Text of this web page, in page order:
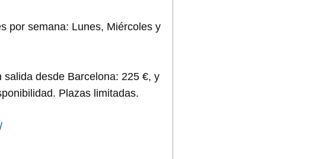
por semana: Lunes, Miércoles y
desde Barcelona: 225 €, y
Plazas limitadas.